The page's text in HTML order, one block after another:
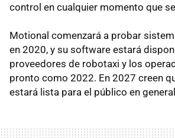
control en cualquier momento que
Motional comenzará a probar
en 2020, y su software estará
proveedores de robotaxi y los
pronto como 2022. En 2027 creen
estará lista para el público en